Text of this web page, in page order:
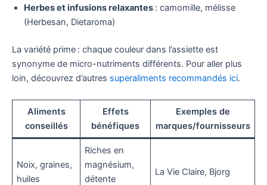
Herbes et infusions relaxantes : camomille, mélisse
(Herbesan, Dietaroma)
La variété prime : chaque couleur dans l’assiette est
synonyme de micro-nutriments différents. Pour aller plus
loin, découvrez d’autres superaliments recommandés ici.
Aliments
conseillés
Effets
bénéfiques
Exemples de
marques/fournisseurs
Noix, graines,
huiles
Riches en
magnésium,
détente
La Vie Claire, Bjorg